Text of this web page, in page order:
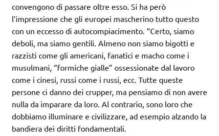
convengono di passare oltre esso. Si ha però
l’impressione che gli europei mascherino tutto questo
con un eccesso di autocompiacimento. “Certo, siamo
deboli, ma siamo gentili. Almeno non siamo bigotti e
razzisti come gli americani, fanatici e macho come i
musulmani, “formiche gialle” ossessionate dal lavoro
come i cinesi, russi come i russi, ecc. Tutte queste
persone ci danno dei crupper, ma pensiamo di non avere
nulla da imparare da loro. Al contrario, sono loro che
dobbiamo illuminare e civilizzare, ad esempio alzando la
bandiera dei diritti fondamentali.